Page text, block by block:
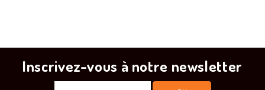
Inscrivez-vous à notre newsletter